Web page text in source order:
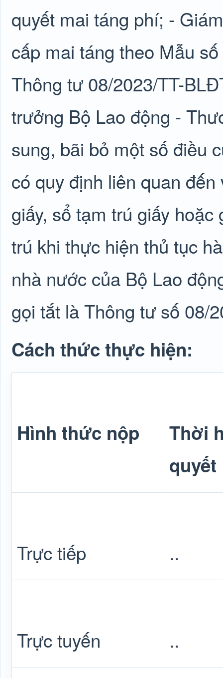
quyết mai táng phí; -
cấp mai táng theo Mẫu
Thông tư 08/2023/TT-
trưởng Bộ Lao động -
sung, bãi bỏ một số điều
có quy định liên quan
giấy, sổ tạm trú giấy
trú khi thực hiện thủ tục
nhà nước của Bộ Lao
gọi tắt là Thông tư số 08/
Cách thức thực hiện:
Hình thức nộp
Thời
quyết
Trực tiếp ..
Trực tuyến ..